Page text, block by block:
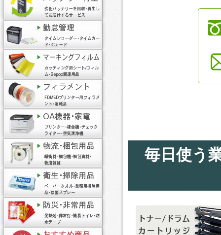
毎日使う